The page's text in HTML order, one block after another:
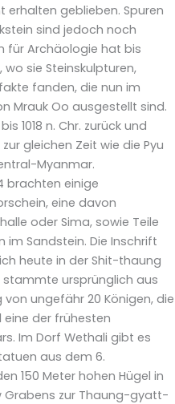
erhalten geblieben. Spuren
sind jedoch noch
für Archäologie hat bis
sie Steinskulpturen,
fanden, die nun im
Mrauk Oo ausgestellt sind.
1018 n. Chr. zurück und
gleichen Zeit wie die Pyu
Myanmar.
brachten einige
eine davon
oder Sima, sowie Teile
Sandstein. Die Inschrift
heute in der Shit-thaung
ursprünglich aus
ungefähr 20 Königen, die
eine der frühesten
Im Dorf Wethali gibt es
aus dem 6.
150 Meter hohen Hügel in
Grabens zur Thaung-gyatt-